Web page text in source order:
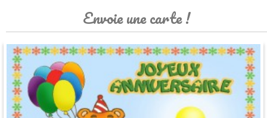
Envoie une carte !